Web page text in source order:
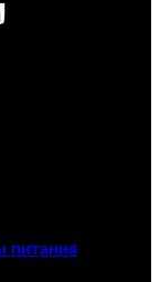
питания